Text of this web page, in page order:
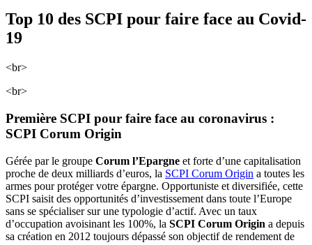
Top 10 des SCPI pour faire face au Covid-
19
<br>
<br>
Première SCPI pour faire face au coronavirus :
SCPI Corum Origin
Gérée par le groupe Corum l’Epargne et forte d’une capitalisation
proche de deux milliards d’euros, la SCPI Corum Origin a toutes les
armes pour protéger votre épargne. Opportuniste et diversifiée, cette
SCPI saisit des opportunités d’investissement dans toute l’Europe
sans se spécialiser sur une typologie d’actif. Avec un taux
d’occupation avoisinant les 100%, la SCPI Corum Origin a depuis
sa création en 2012 toujours dépassé son objectif de rendement de